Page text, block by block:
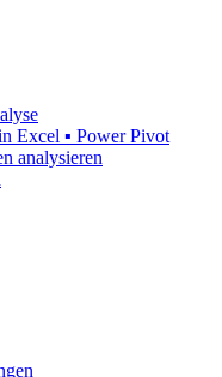
Excel ▪ Power Pivot
analysieren